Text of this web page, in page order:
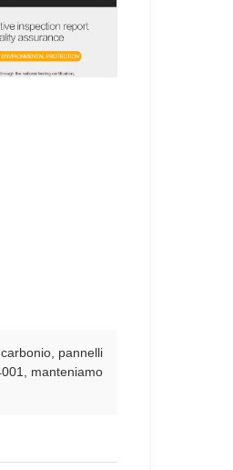
pannelli
manteniamo